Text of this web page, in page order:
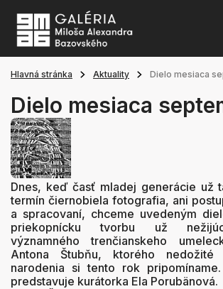
Hlavná stránka Aktuality Dielo mesiaca
Dielo mesiaca
Dnes, keď časť mladej generácie už
termín čiernobiela fotografia, ani
a spracovaní, chceme uvedeným
priekopnícku tvorbu už
významného trenčianskeho
Antona Štubňu, ktorého
narodenia si tento rok
predstavuje kurátorka Ela Porubänová.